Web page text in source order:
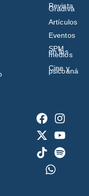
Revista
Gradiva
Artículos
Eventos
SPM
en los
medios
Cine y